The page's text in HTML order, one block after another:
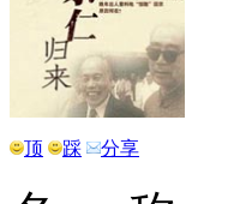
顶 踩 分享